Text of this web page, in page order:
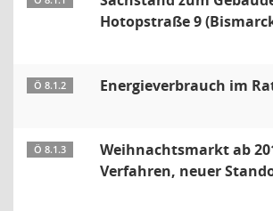
Hotopstraße 9
Ö 8.1.2 Energieverbrauch im
Ö 8.1.3
Weihnachtsmarkt ab
Verfahren, neuer